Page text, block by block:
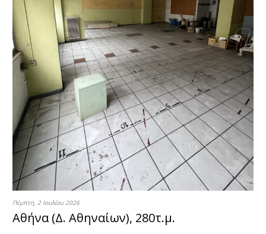
Πέμπτη, 2 Ιουλίου 2026
Αθήνα (Δ. Αθηναίων), 280τ.μ.